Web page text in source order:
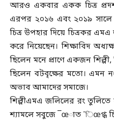
আরও একবার একক চিত্র
এরপর ২০১৬ এবং ২০১৯
চিত্র উপহার দিয়ে চিত্রকর
করে নিয়েছেন। শিক্ষাবিদ
ছিলেন মনে প্রাণে একজন
ছিলেন বটবৃক্ষের মতো। এমন
অভাব আমাদের সমাজে।
শিল্পীএমএ জলিলের রং তুলিতে
শ্যামলে সবুজে ¯œাত ¯িœগ্ধ